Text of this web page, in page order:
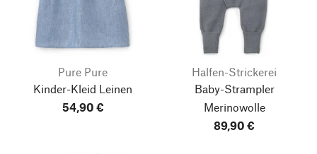
Pure Pure
Kinder-Kleid Leinen
54,90 €
Halfen-Strickerei
Baby-Strampler
Merinowolle
89,90 €